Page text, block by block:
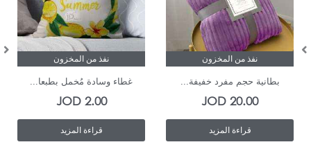
نفذ من المخزون
بطانية حجم مفرد خفيفة...
20.00
JOD
قراءة المزيد
نفذ من المخزون
غطاء وسادة مُخمل بطبعا...
2.00
JOD
قراءة المزيد